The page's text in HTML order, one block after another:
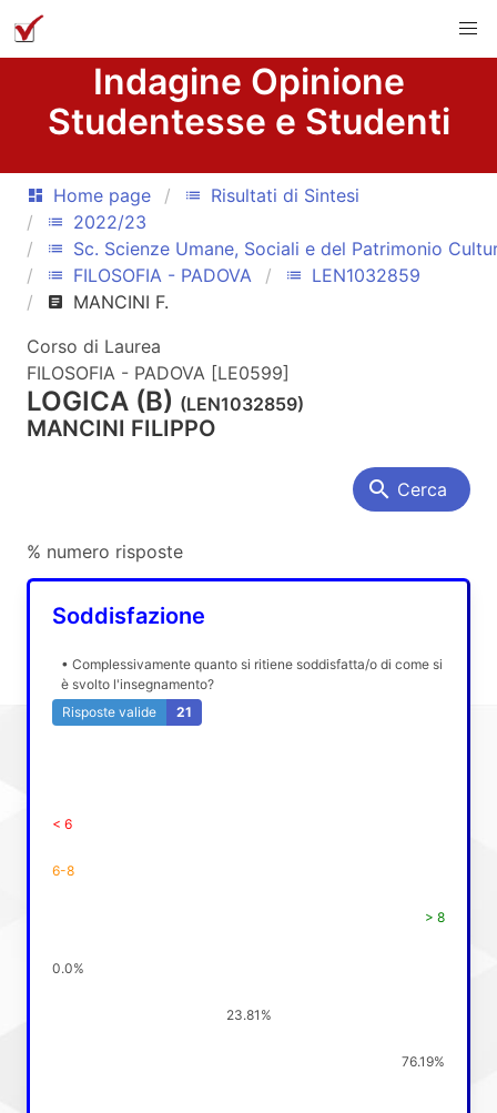
Indagine Opinione
Studentesse e Studenti
dashboard Home page list Risultati di Sintesi
list 2022/23
list Sc. Scienze Umane, Sociali e del Patrimonio
list FILOSOFIA - PADOVA list LEN1032859
article
MANCINI F.
Corso di Laurea
FILOSOFIA - PADOVA [LE0599]
LOGICA (B) (LEN1032859)
MANCINI FILIPPO
search Cerca
% numero risposte
Soddisfazione
• Complessivamente quanto si ritiene soddisfatta/o di come si
è svolto l'insegnamento?
Risposte valide
21
< 6
6-8
> 8
0.0%
23.81%
76.19%